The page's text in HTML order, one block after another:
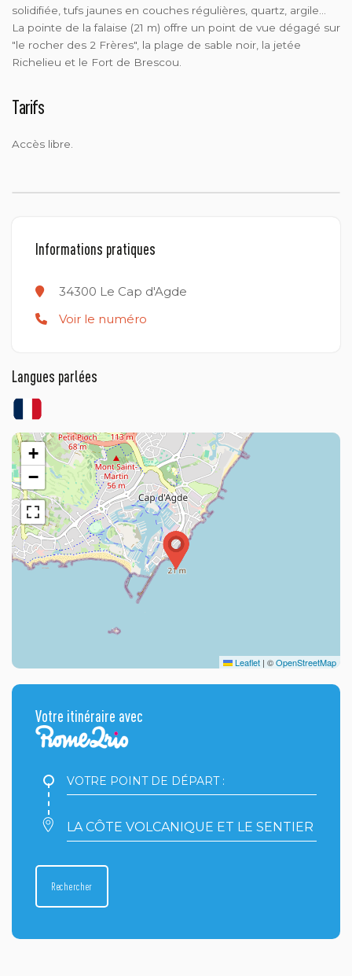
solidifiée, tufs jaunes en couches régulières, quartz, argile…
La pointe de la falaise (21 m) offre un point de vue dégagé sur
"le rocher des 2 Frères", la plage de sable noir, la jetée
Richelieu et le Fort de Brescou.
Tarifs
Accès libre.
Informations pratiques
34300 Le Cap d'Agde
Voir le numéro
Langues parlées
+
−
Leaflet | ©OpenStreetMap
Votre itinéraire avec
Votre
point
départ
:Votre
point
:
Rechercher